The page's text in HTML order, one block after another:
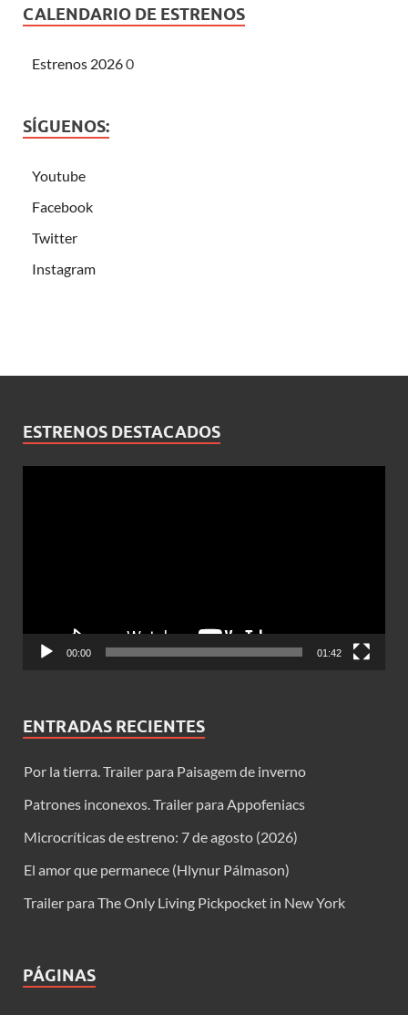
CALENDARIO DE ESTRENOS
Estrenos 20260
SÍGUENOS:
Youtube
Facebook
Twitter
Instagram
ESTRENOS DESTACADOS
00:00 01:42
ENTRADAS RECIENTES
Por la tierra. Trailer para Paisagem de inverno
Patrones inconexos. Trailer para Appofeniacs
Microcríticas de estreno: 7 de agosto (2026)
El amor que permanece (Hlynur Pálmason)
Trailer para The Only Living Pickpocket in New York
PÁGINAS